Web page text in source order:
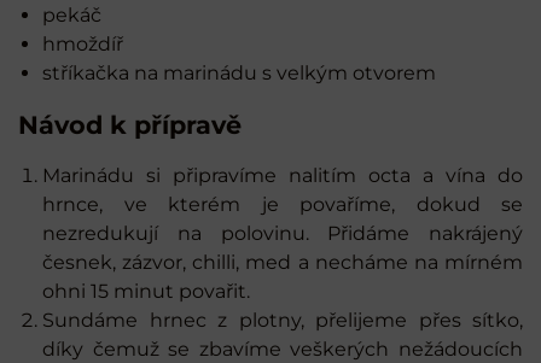
pekáč
hmoždíř
stříkačka na marinádu s velkým otvorem
Návod k přípravě
Marinádu si připravíme nalitím octa a vína do
hrnce, ve kterém je povaříme, dokud se
nezredukují na polovinu. Přidáme nakrájený
česnek, zázvor, chilli, med a necháme na mírném
ohni 15 minut povařit.
Sundáme hrnec z plotny, přelijeme přes sítko,
díky čemuž se zbavíme veškerých nežádoucích